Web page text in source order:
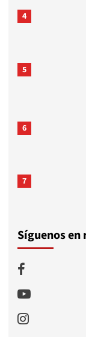
4
5
6
7
Síguenos en
Facebook
Youtube
Instagram